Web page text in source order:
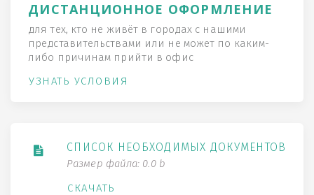
ДИСТАНЦИОННОЕ ОФОРМЛЕНИЕ
для тех, кто не живёт в городах с нашими
представительствами или не может по каким-
либо причинам прийти в офис
УЗНАТЬ УСЛОВИЯ
СПИСОК НЕОБХОДИМЫХ ДОКУМЕНТОВ
Размер файла: 0.0 b
СКАЧАТЬ